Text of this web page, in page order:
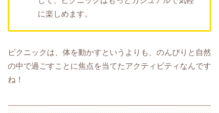
に楽しめます。
ピクニックは、体を動かすというよりも、のんびりと自然
の中で過ごすことに焦点を当てたアクティビティなんです
ね！